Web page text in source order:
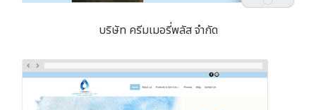
บริษัท ครีมเมอรี่พลัส จำกัด